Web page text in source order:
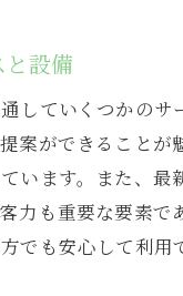
実際の
口コミ
大阪市の美
スタイ
設備
していくつかの
案ができること
います。また、
力も重要な要素
でも安心して利用